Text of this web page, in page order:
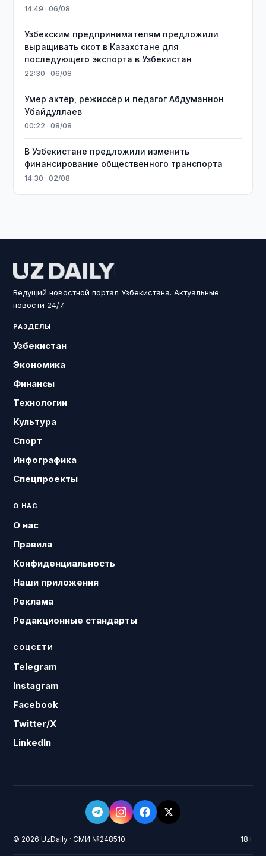
14:49 · 06/08
Узбекским предпринимателям предложили
выращивать скот в Казахстане для
последующего экспорта в Узбекистан
22:30 · 06/08
Умер актёр, режиссёр и педагог Абдуманнон
Убайдуллаев
00:22 · 08/08
В Узбекистане предложили изменить
финансирование общественного транспорта
14:30 · 02/08
Ведущий новостной портал Узбекистана. Актуальные
новости 24/7.
РАЗДЕЛЫ
Узбекистан
Экономика
Финансы
Технологии
Культура
Спорт
Инфографика
Спецпроекты
О НАС
О нас
Правила
Конфиденциальность
Наши приложения
Реклама
Редакционные стандарты
СОЦСЕТИ
Telegram
Instagram
Facebook
Twitter/X
LinkedIn
© 2026 UzDaily · СМИ №248510 18+